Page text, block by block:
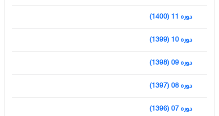
دوره 11 (1400)
دوره 10 (1399)
دوره 09 (1398)
دوره 08 (1397)
دوره 07 (1396)